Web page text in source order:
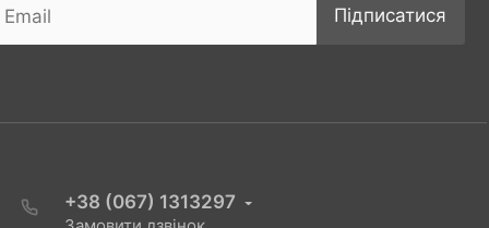
Підписатися
+38 (067) 1313297